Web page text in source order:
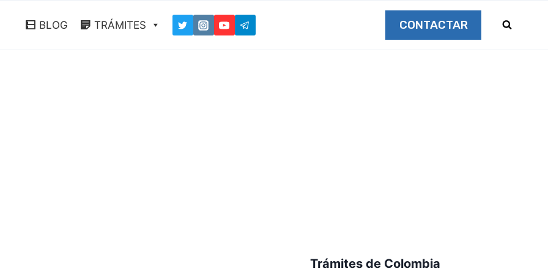
BLOG TRÁMITES CONTACTAR
Trámites de Colombia